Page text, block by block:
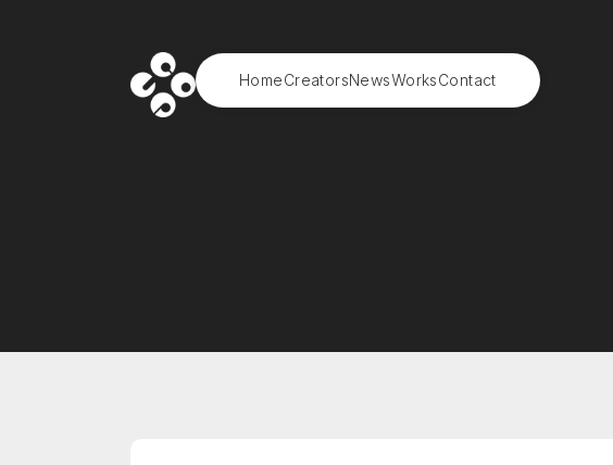
HomeCreatorsNewsWorksContact